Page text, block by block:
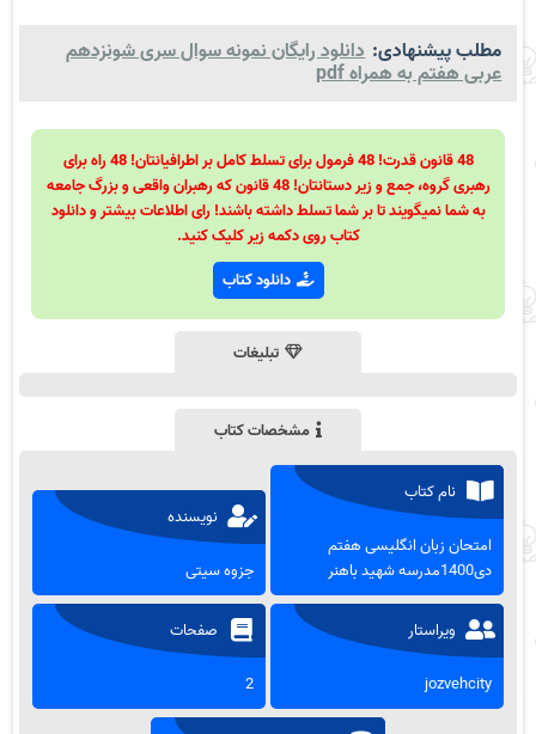
مطلب پیشنهادی: دانلود رایگان نمونه سوال سری شونزدهم
عربی هفتم به همراه pdf
48 قانون قدرت! 48 فرمول برای تسلط کامل بر اطرافیانتان! 48 راه برای
رهبری گروه، جمع و زیر دستانتان! 48 قانون که رهبران واقعی و بزرگ جامعه
به شما نمیگویند تا بر شما تسلط داشته باشند! رای اطلاعات بیشتر و دانلود
کتاب روی دکمه زیر کلیک کنید.
دانلود کتاب
تبلیغات
مشخصات کتاب
نام کتاب
امتحان زبان انگلیسی هفتم
دی1400مدرسه شهید باهنر
نویسنده
جزوه سیتی
ویراستار
jozvehcity
صفحات
2